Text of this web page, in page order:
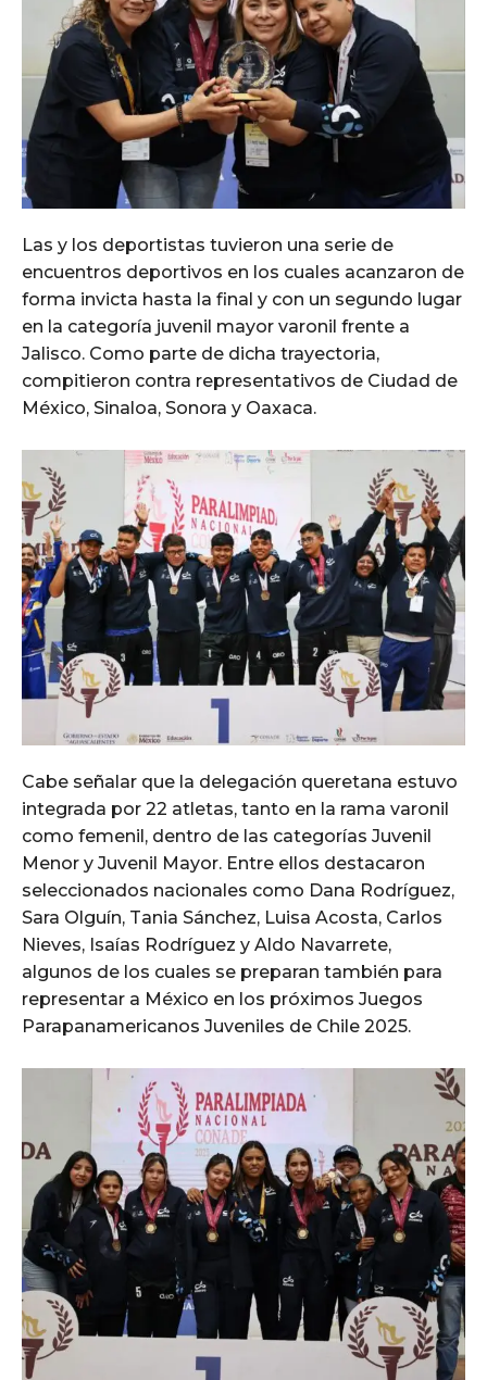
Las y los deportistas tuvieron una serie de
encuentros deportivos en los cuales acanzaron de
forma invicta hasta la final y con un segundo lugar
en la categoría juvenil mayor varonil frente a
Jalisco. Como parte de dicha trayectoria,
compitieron contra representativos de Ciudad de
México, Sinaloa, Sonora y Oaxaca.
Cabe señalar que la delegación queretana estuvo
integrada por 22 atletas, tanto en la rama varonil
como femenil, dentro de las categorías Juvenil
Menor y Juvenil Mayor. Entre ellos destacaron
seleccionados nacionales como Dana Rodríguez,
Sara Olguín, Tania Sánchez, Luisa Acosta, Carlos
Nieves, Isaías Rodríguez y Aldo Navarrete,
algunos de los cuales se preparan también para
representar a México en los próximos Juegos
Parapanamericanos Juveniles de Chile 2025.